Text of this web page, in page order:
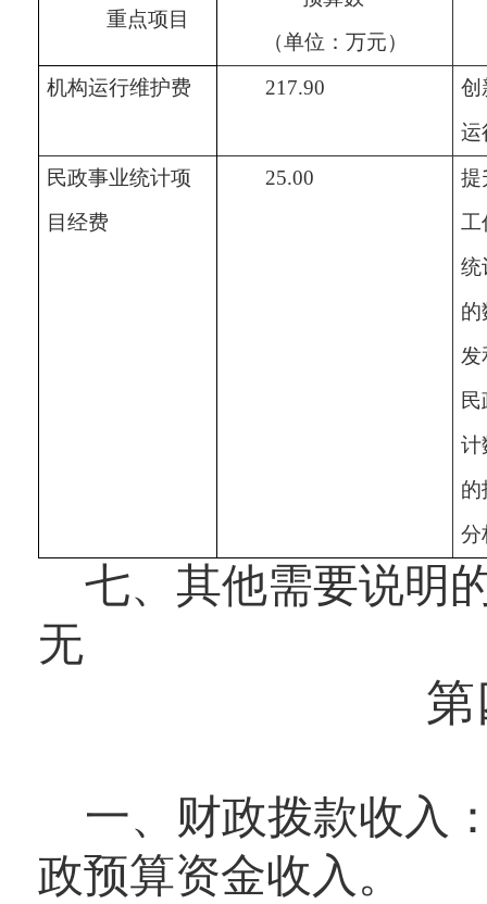
重点项目
（单位：万元）
机构运行维护费
217.90
创
运
民政事业统计项
目经费
25.00
提
工
统
的
发
计
的
分
七、其他需要说明
无
一、财政拨款收入
政预算资金收入。